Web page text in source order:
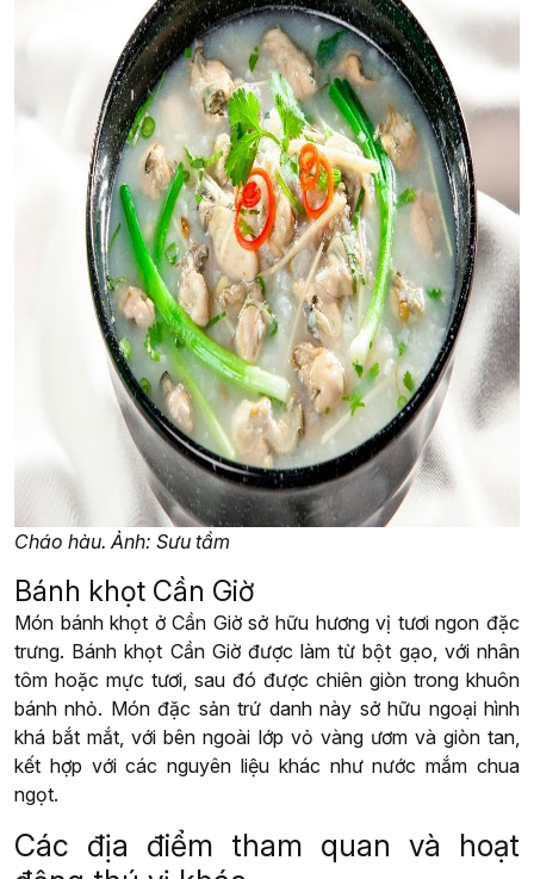
Cháo hàu. Ảnh: Sưu tầm
Bánh khọt Cần Giờ
Món bánh khọt ở Cần Giờ sở hữu hương vị tươi ngon đặc
trưng. Bánh khọt Cần Giờ được làm từ bột gạo, với nhân
tôm hoặc mực tươi, sau đó được chiên giòn trong khuôn
bánh nhỏ. Món đặc sản trứ danh này sở hữu ngoại hình
khá bắt mắt, với bên ngoài lớp vỏ vàng ươm và giòn tan,
kết hợp với các nguyên liệu khác như nước mắm chua
ngọt.
Các địa điểm tham quan và hoạt